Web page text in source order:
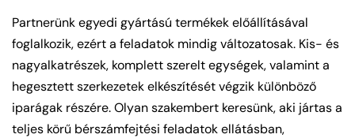
Partnerünk egyedi gyártású termékek előállításával
foglalkozik, ezért a feladatok mindig változatosak. Kis- és
nagyalkatrészek, komplett szerelt egységek, valamint a
hegesztett szerkezetek elkészítését végzik különböző
iparágak részére. Olyan szakembert keresünk, aki jártas a
teljes körű bérszámfejtési feladatok ellátásban,